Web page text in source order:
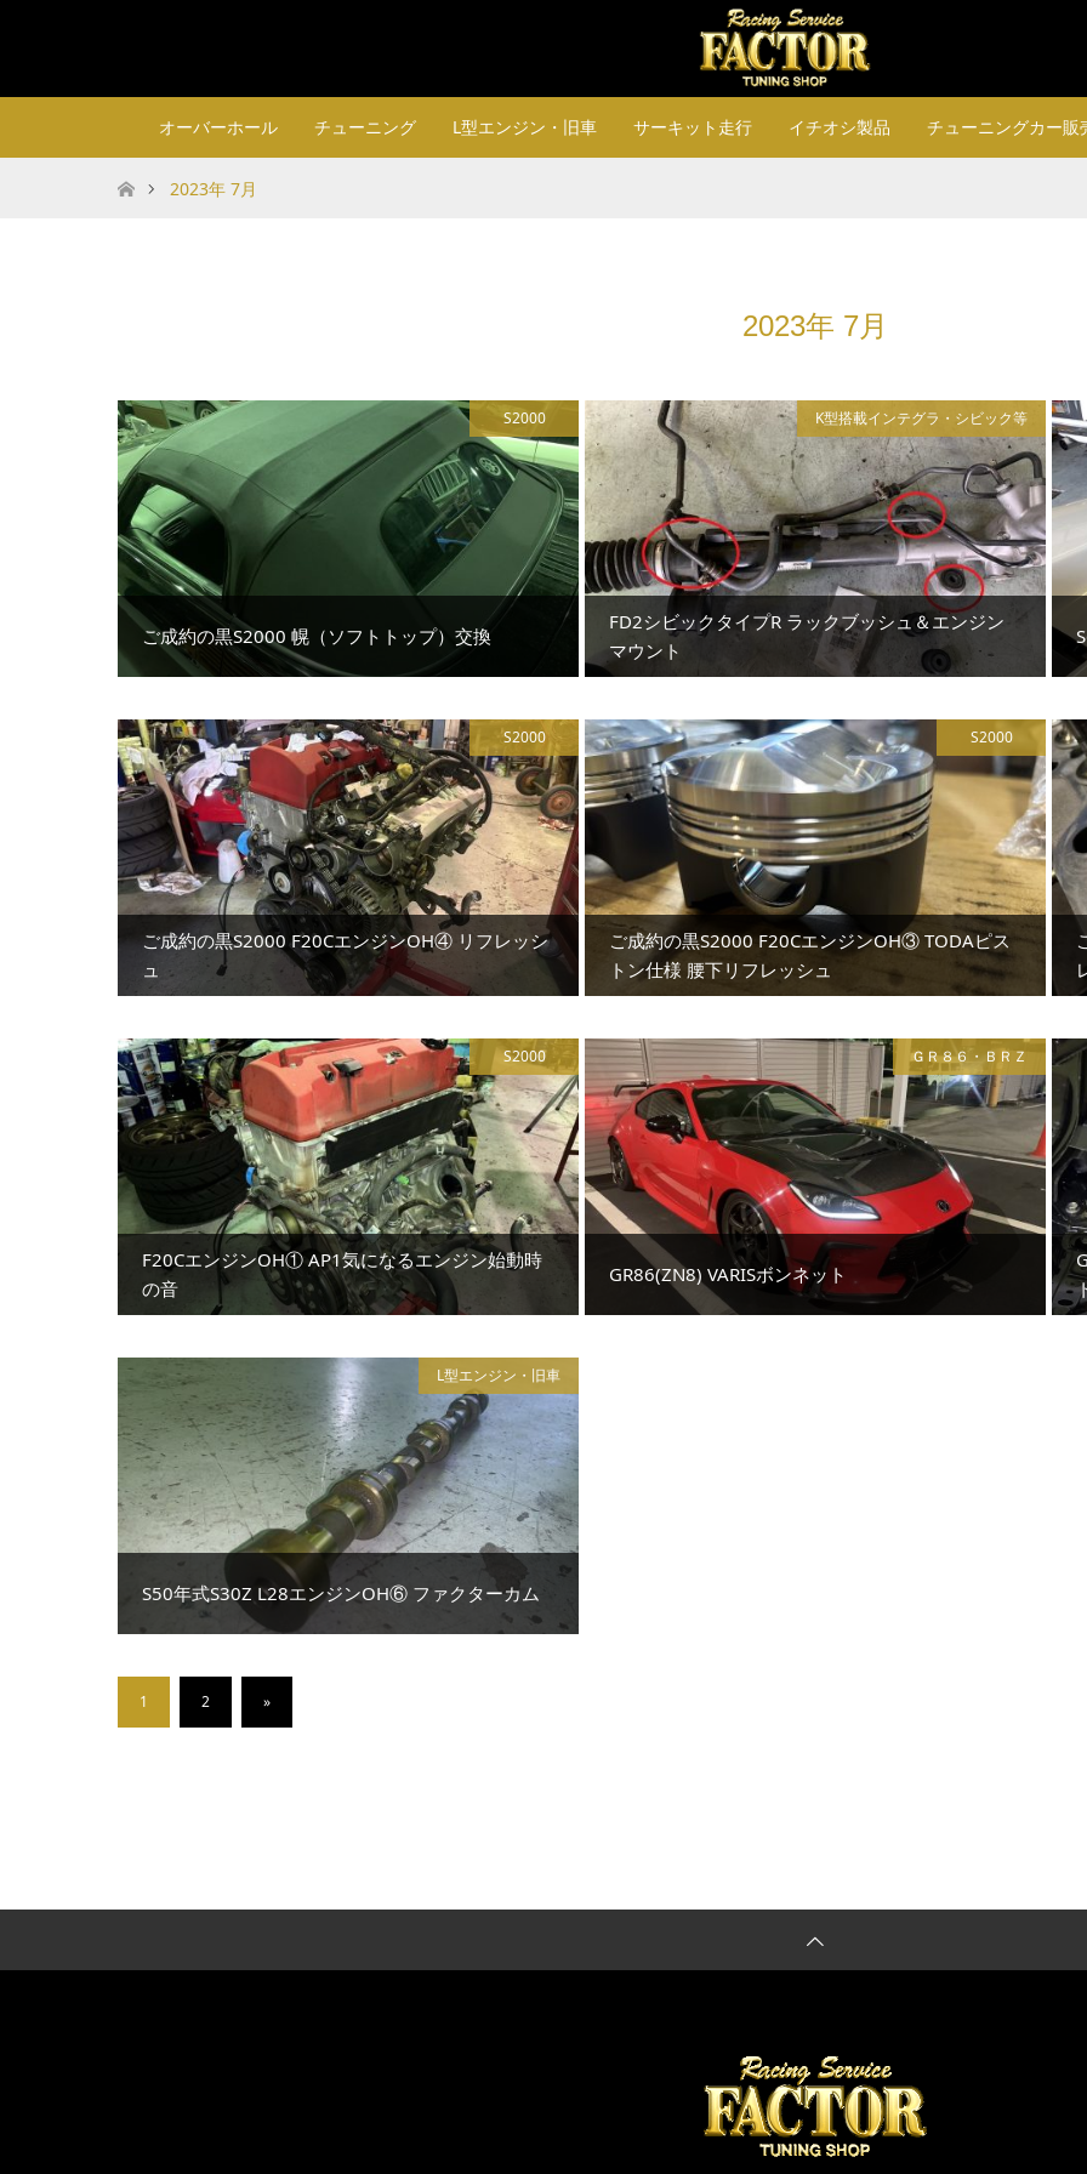
オーバーホール チューニング L型エンジン・旧車 サーキット走行 イチオシ製品 チューニングカー販
ホーム2023年 7月
2023年 7月
ご成約の黒S2000 幌（ソフトトップ）交換
S2000
FD2シビックタイプR ラックブッシュ＆エンジン
マウント
K型搭載インテグラ・シビック等
ご成約の黒S2000 F20CエンジンOH④ リフレッシ
ュ
S2000
ご成約の黒S2000 F20CエンジンOH③ TODAピス
トン仕様 腰下リフレッシュ
S2000
F20CエンジンOH① AP1気になるエンジン始動時
の音
S2000
GR86(ZN8) VARISボンネット
ＧＲ８６・ＢＲＺ
S50年式S30Z L28エンジンOH⑥ ファクターカム
L型エンジン・旧車
1 2 »